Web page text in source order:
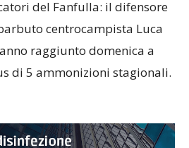
del Fanfulla: il difensore
centrocampista Luca
raggiunto domenica a
di 5 ammonizioni stagionali.